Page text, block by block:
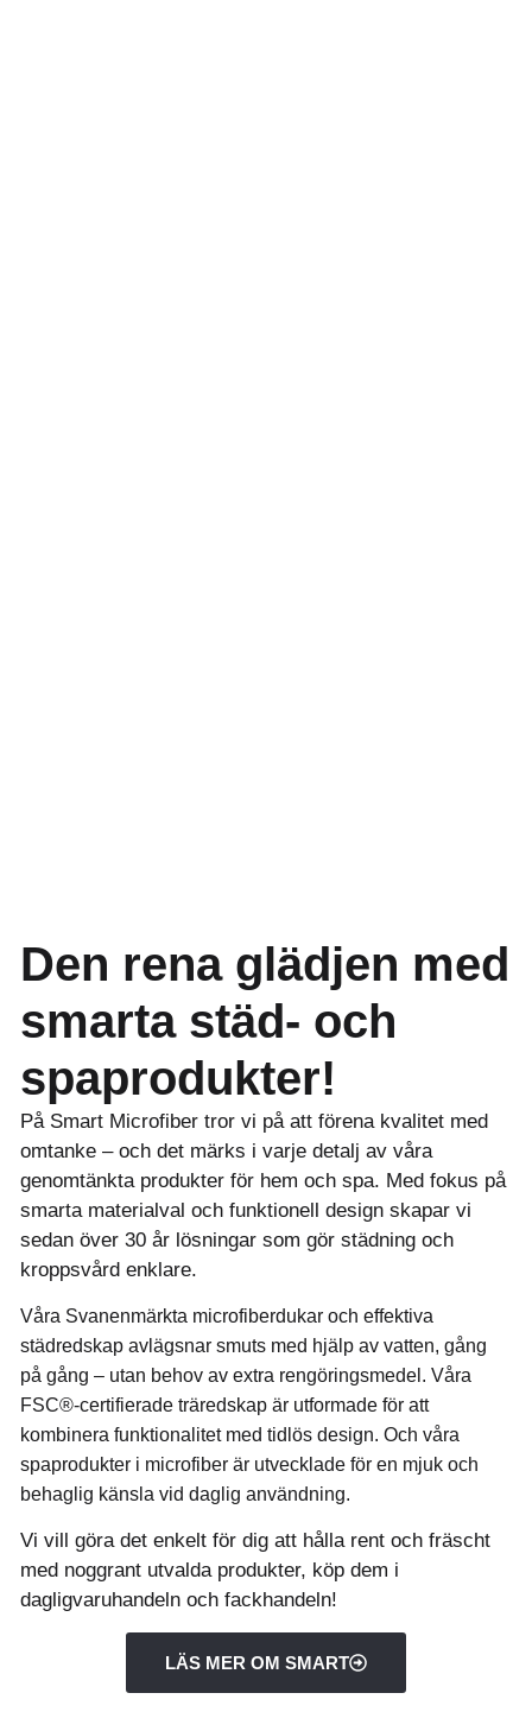
Den rena glädjen med
smarta städ- och
spaprodukter!
På Smart Microfiber tror vi på att förena kvalitet med
omtanke – och det märks i varje detalj av våra
genomtänkta produkter för hem och spa. Med fokus på
smarta materialval och funktionell design skapar vi
sedan över 30 år lösningar som gör städning och
kroppsvård enklare.
Våra Svanenmärkta microfiberdukar och effektiva
städredskap avlägsnar smuts med hjälp av vatten, gång
på gång – utan behov av extra rengöringsmedel. Våra
FSC®-certifierade träredskap är utformade för att
kombinera funktionalitet med tidlös design. Och våra
spaprodukter i microfiber är utvecklade för en mjuk och
behaglig känsla vid daglig användning.
Vi vill göra det enkelt för dig att hålla rent och fräscht
med noggrant utvalda produkter, köp dem i
dagligvaruhandeln och fackhandeln!
LÄS MER OM SMART